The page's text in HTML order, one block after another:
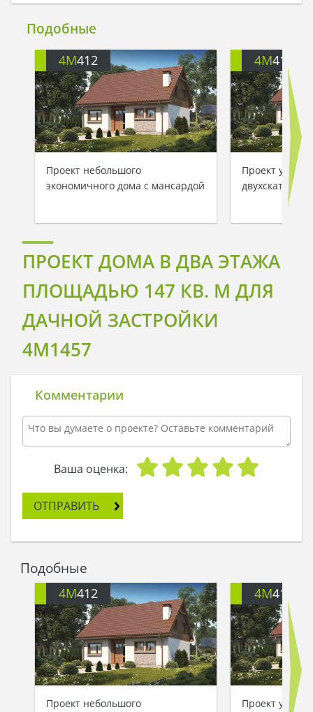
Подобные
4M412
Проект небольшого
экономичного дома с мансардой
4M412A
Проект
двухскатной
ПРОЕКТ ДОМА В ДВА ЭТАЖА
ПЛОЩАДЬЮ 147 КВ. М ДЛЯ
ДАЧНОЙ ЗАСТРОЙКИ
4M1457
Комментарии
Ваша оценка:
ОТПРАВИТЬ
Подобные
4M412
Проект небольшого
4M412A
Проект